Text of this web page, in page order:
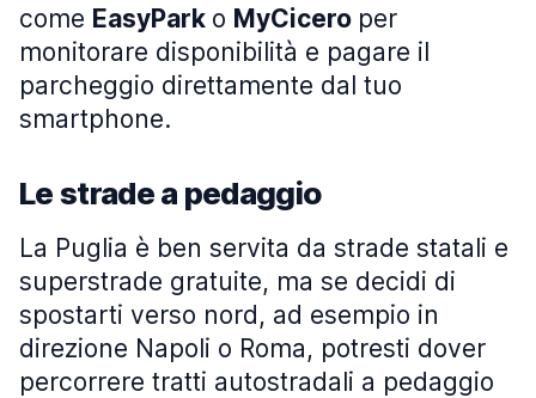
come EasyPark o MyCicero per
monitorare disponibilità e pagare il
parcheggio direttamente dal tuo
smartphone.
Le strade a pedaggio
La Puglia è ben servita da strade statali e
superstrade gratuite, ma se decidi di
spostarti verso nord, ad esempio in
direzione Napoli o Roma, potresti dover
percorrere tratti autostradali a pedaggio